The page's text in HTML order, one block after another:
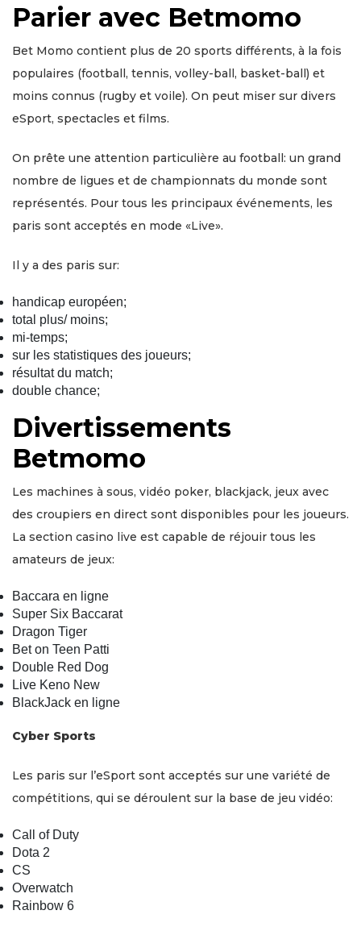
Parier avec Betmomo
Bet Momo contient plus de 20 sports différents, à la fois
populaires (football, tennis, volley-ball, basket-ball) et
moins connus (rugby et voile). On peut miser sur divers
eSport, spectacles et films.
On prête une attention particulière au football: un grand
nombre de ligues et de championnats du monde sont
représentés. Pour tous les principaux événements, les
paris sont acceptés en mode «Live».
Il y a des paris sur:
handicap européen;
total plus/ moins;
mi-temps;
sur les statistiques des joueurs;
résultat du match;
double chance;
Divertissements
Betmomo
Les machines à sous, vidéo poker, blackjack, jeux avec
des croupiers en direct sont disponibles pour les joueurs.
La section casino live est capable de réjouir tous les
amateurs de jeux:
Baccara en ligne
Super Six Baccarat
Dragon Tiger
Bet on Teen Patti
Double Red Dog
Live Keno New
BlackJack en ligne
Cyber Sports
Les paris sur l’eSport sont acceptés sur une variété de
compétitions, qui se déroulent sur la base de jeu vidéo:
Call of Duty
Dota 2
CS
Overwatch
Rainbow 6